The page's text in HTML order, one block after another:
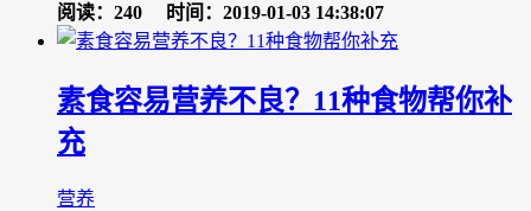
阅读：240
时间：2019-01-03 14:38:07
素食容易营养不良？11种食物帮你补
充
营养